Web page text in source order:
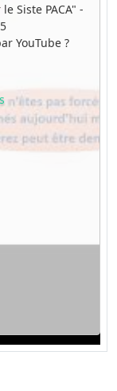
Siste PACA" -
YouTube ?